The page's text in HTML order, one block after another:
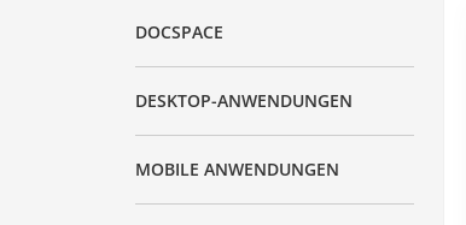
DOCSPACE
DESKTOP-ANWENDUNGEN
MOBILE ANWENDUNGEN